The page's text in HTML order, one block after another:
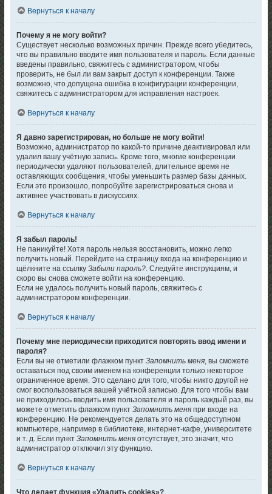
Вернуться к началу
Почему я не могу войти?
Существует несколько возможных причин. Прежде всего убедитесь,
что вы правильно вводите имя пользователя и пароль. Если данные
введены правильно, свяжитесь с администратором, чтобы
проверить, не был ли вам закрыт доступ к конференции. Также
возможно, что допущена ошибка в конфигурации конференции,
свяжитесь с администратором для исправления настроек.
Вернуться к началу
Я давно зарегистрирован, но больше не могу войти!
Возможно, администратор по какой-то причине деактивировал или
удалил вашу учётную запись. Кроме того, многие конференции
периодически удаляют пользователей, длительное время не
оставляющих сообщения, чтобы уменьшить размер базы данных.
Если это произошло, попробуйте зарегистрироваться снова и
активнее участвовать в дискуссиях.
Вернуться к началу
Я забыл пароль!
Не паникуйте! Хотя пароль нельзя восстановить, можно легко
получить новый. Перейдите на страницу входа на конференцию и
щёлкните на ссылкуЗабыли пароль?. Следуйте инструкциям, и
скоро вы снова сможете войти на конференцию.
Если не удалось получить новый пароль, свяжитесь с
администратором конференции.
Вернуться к началу
Почему мне периодически приходится повторять ввод имени и
пароля?
Если вы не отметили флажком пунктЗапомнить меня, вы сможете
оставаться под своим именем на конференции только некоторое
ограниченное время. Это сделано для того, чтобы никто другой не
смог воспользоваться вашей учётной записью. Для того чтобы вам
не приходилось вводить имя пользователя и пароль каждый раз, вы
можете отметить флажком пунктЗапомнить меня при входе на
конференцию. Не рекомендуется делать это на общедоступном
компьютере, например в библиотеке, интернет-кафе, университете
и т. д. Если пунктЗапомнить меня отсутствует, это значит, что
администратор отключил эту функцию.
Вернуться к началу
Что делает функция «Удалить cookies»?